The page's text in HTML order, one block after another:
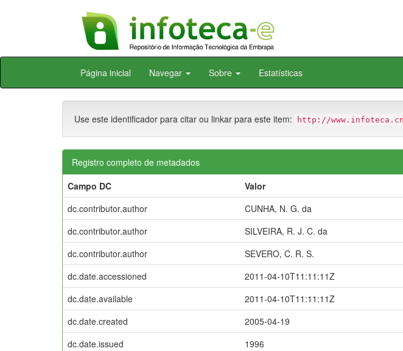
Skip
Página inicial Navegar Sobre Estatísticas
Use este identificador para citar ou linkar para este item: http://
Registro completo de metadados
Campo DC
Valor
dc.contributor.author
CUNHA, N. G. da
dc.contributor.author
SILVEIRA, R. J. C. da
dc.contributor.author
SEVERO, C. R. S.
dc.date.accessioned
2011-04-10T11:11:11Z
dc.date.available
2011-04-10T11:11:11Z
dc.date.created
2005-04-19
dc.date.issued
1996